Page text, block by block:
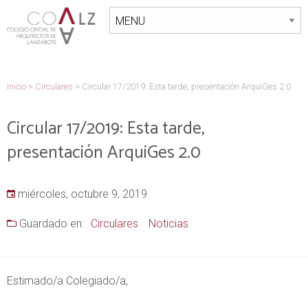
Inicio > Circulares > Circular 17/2019: Esta tarde, presentación ArquiGes 2.0
Circular 17/2019: Esta tarde,
presentación ArquiGes 2.0
miércoles, octubre 9, 2019
Guardado en: Circulares Noticias
Estimado/a Colegiado/a,